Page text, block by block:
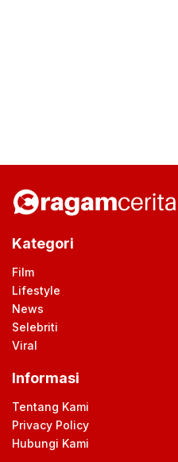
Kategori
Film
Lifestyle
News
Selebriti
Viral
Informasi
Tentang Kami
Privacy Policy
Hubungi Kami